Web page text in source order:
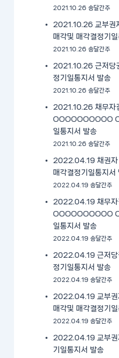
2021.10.26 송달간주
2021.10.26 교부권
매각및 매각결정기
2021.10.26 송달간주
2021.10.26 근저당
정기일통지서 발송
2021.10.26 송달간주
2021.10.26 채무자
OOOOOOOOOO
일통지서 발송
2021.10.26 송달간주
2022.04.19 채권자
매각결정기일통지서
2022.04.19 송달간주
2022.04.19 채무자
OOOOOOOOOO
일통지서 발송
2022.04.19 송달간주
2022.04.19 근저당
정기일통지서 발송
2022.04.19 송달간주
2022.04.19 교부
매각및 매각결정기
2022.04.19 송달간주
2022.04.19 교부권
기일통지서 발송